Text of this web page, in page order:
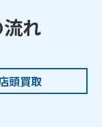
れ
頭買取